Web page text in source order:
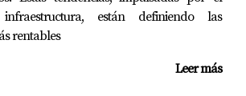
turismo y la inversión inmobiliaria en
están definiendo las
rentables
Leer más